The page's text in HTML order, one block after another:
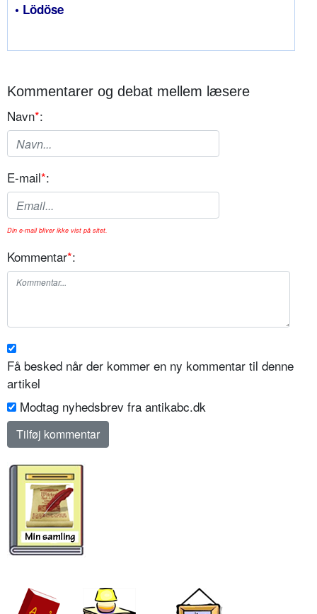
• Lödöse
Kommentarer og debat mellem læsere
Navn*:
E-mail*:
Din e-mail bliver ikke vist på sitet.
Kommentar*:
Få besked når der kommer en ny kommentar til denne
artikel
Modtag nyhedsbrev fra antikabc.dk